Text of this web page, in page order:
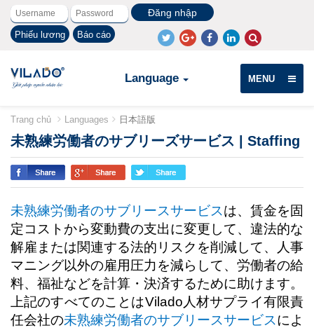
Phiếu lương Báo cáo
Language MENU
Trang chủ Languages 日本語版
未熟練労働者のサブリーズサービス | Staffing
未熟練労働者のサブリースサービスは、賃金を固
定コストから変動費の支出に変更して、違法的な
解雇または関連する法的リスクを削減して、人事
マニング以外の雇用圧力を減らして、労働者の給
料、福祉などを計算・決済するために助けます。
上記のすべてのことはVilado 人材サプライ有限責
任会社の未熟練労働者のサブリースサービスによ